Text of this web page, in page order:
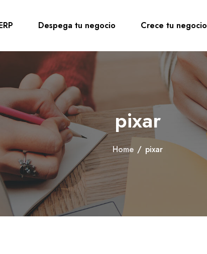
Despega tu negocio Crece tu negocio
pixar
Home / pixar